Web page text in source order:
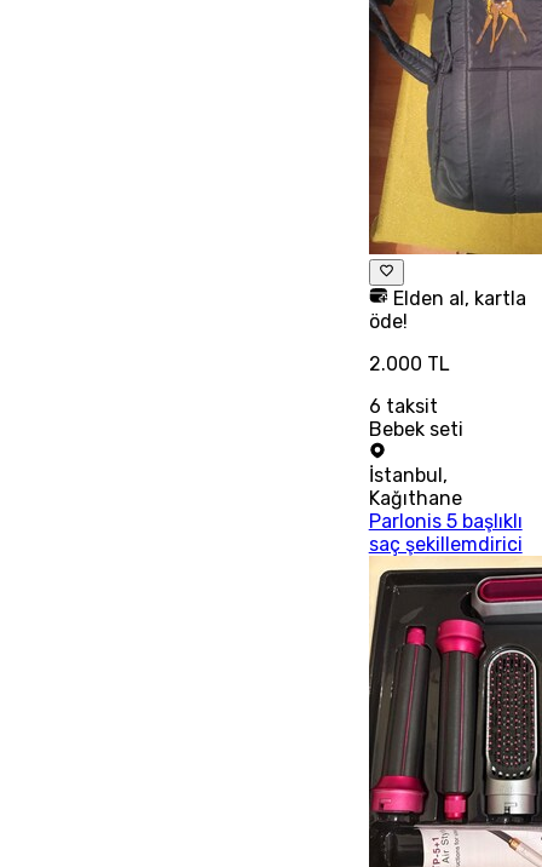
Elden al, kartla
öde!
2.000 TL
6 taksit
Bebek seti
İstanbul,
Kağıthane
Parlonis 5 başlıklı
saç şekillemdirici